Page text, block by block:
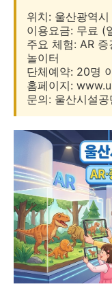
위치: 울산광역
이용요금: 무료 (
주요 체험: AR
놀이터
단체예약: 20명
홈페이지:
문의: 울산시설공